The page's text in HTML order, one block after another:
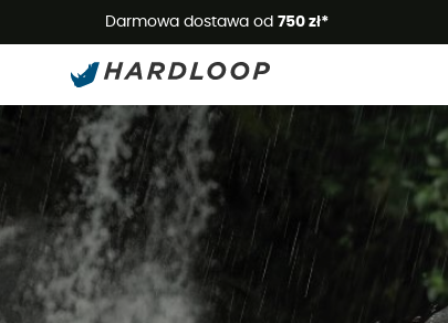
Darmowa dostawa od 750 zł*